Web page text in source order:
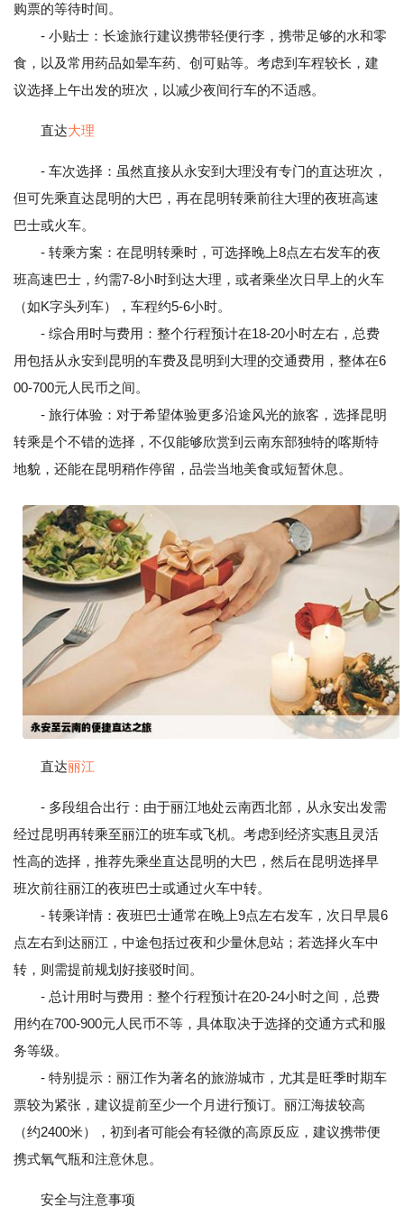
购票的等待时间。
- 小贴士：长途旅行建议携带轻便行李，携带足够的水和零
食，以及常用药品如晕车药、创可贴等。考虑到车程较长，建
议选择上午出发的班次，以减少夜间行车的不适感。
直达大理
- 车次选择：虽然直接从永安到大理没有专门的直达班次，
但可先乘直达昆明的大巴，再在昆明转乘前往大理的夜班高速
巴士或火车。
- 转乘方案：在昆明转乘时，可选择晚上8点左右发车的夜
班高速巴士，约需7-8小时到达大理，或者乘坐次日早上的火车
（如K字头列车），车程约5-6小时。
- 综合用时与费用：整个行程预计在18-20小时左右，总费
用包括从永安到昆明的车费及昆明到大理的交通费用，整体在6
00-700元人民币之间。
- 旅行体验：对于希望体验更多沿途风光的旅客，选择昆明
转乘是个不错的选择，不仅能够欣赏到云南东部独特的喀斯特
地貌，还能在昆明稍作停留，品尝当地美食或短暂休息。
直达丽江
- 多段组合出行：由于丽江地处云南西北部，从永安出发需
经过昆明再转乘至丽江的班车或飞机。考虑到经济实惠且灵活
性高的选择，推荐先乘坐直达昆明的大巴，然后在昆明选择早
班次前往丽江的夜班巴士或通过火车中转。
- 转乘详情：夜班巴士通常在晚上9点左右发车，次日早晨6
点左右到达丽江，中途包括过夜和少量休息站；若选择火车中
转，则需提前规划好接驳时间。
- 总计用时与费用：整个行程预计在20-24小时之间，总费
用约在700-900元人民币不等，具体取决于选择的交通方式和服
务等级。
- 特别提示：丽江作为著名的旅游城市，尤其是旺季时期车
票较为紧张，建议提前至少一个月进行预订。丽江海拔较高
（约2400米），初到者可能会有轻微的高原反应，建议携带便
携式氧气瓶和注意休息。
安全与注意事项